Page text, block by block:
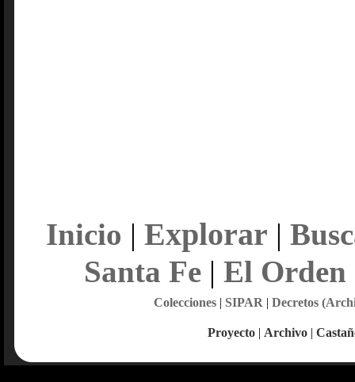
Inicio | Explorar |
Santa Fe| El Orden
Colecciones| SIPAR | Decretos
Proyecto | Archivo |